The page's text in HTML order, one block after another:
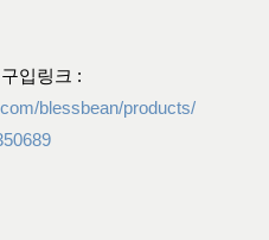
입링크 :
blessbean/products/